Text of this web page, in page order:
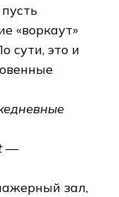
«воркаут»
сути, это и
—
зал,